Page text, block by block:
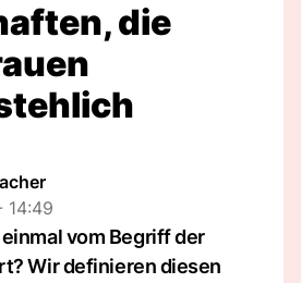
die
14:49
vom Begriff der
Wir definieren diesen